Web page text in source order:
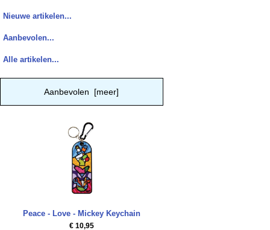
Nieuwe artikelen...
Aanbevolen...
Alle artikelen...
Aanbevolen [meer]
Peace - Love - Mickey Keychain
€ 10,95